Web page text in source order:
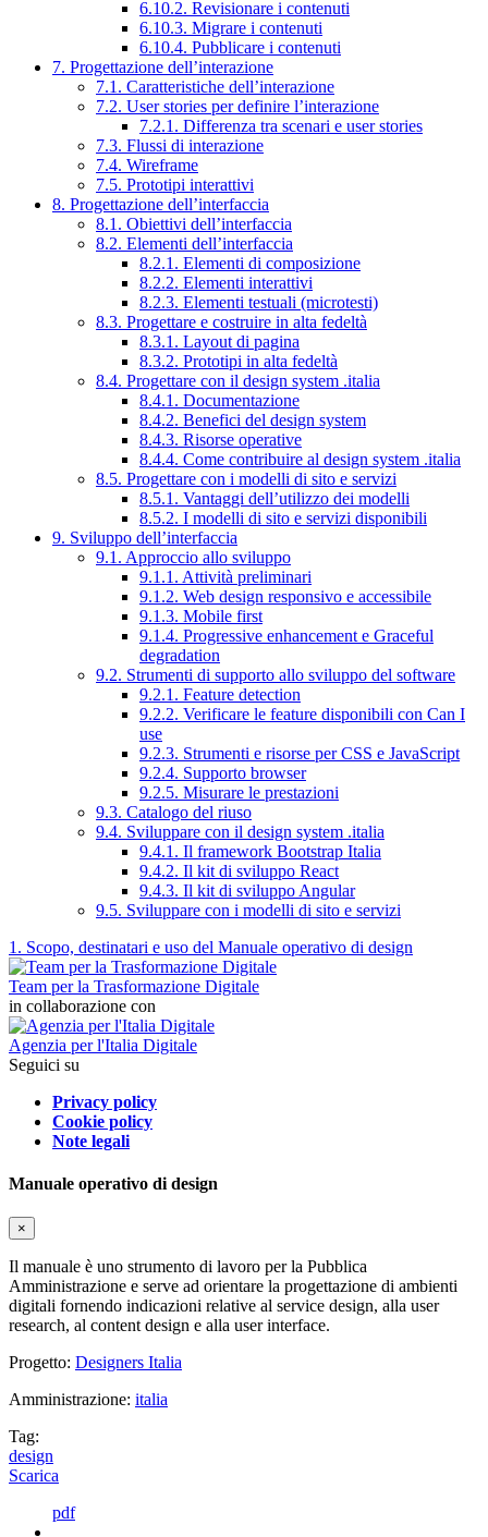
6.10.2. Revisionare i contenuti
6.10.3. Migrare i contenuti
6.10.4. Pubblicare i contenuti
7. Progettazione dell’interazione
7.1. Caratteristiche dell’interazione
7.2. User stories per definire l’interazione
7.2.1. Differenza tra scenari e user stories
7.3. Flussi di interazione
7.4. Wireframe
7.5. Prototipi interattivi
8. Progettazione dell’interfaccia
8.1. Obiettivi dell’interfaccia
8.2. Elementi dell’interfaccia
8.2.1. Elementi di composizione
8.2.2. Elementi interattivi
8.2.3. Elementi testuali (microtesti)
8.3. Progettare e costruire in alta fedeltà
8.3.1. Layout di pagina
8.3.2. Prototipi in alta fedeltà
8.4. Progettare con il design system .italia
8.4.1. Documentazione
8.4.2. Benefici del design system
8.4.3. Risorse operative
8.4.4. Come contribuire al design system .italia
8.5. Progettare con i modelli di sito e servizi
8.5.1. Vantaggi dell’utilizzo dei modelli
8.5.2. I modelli di sito e servizi disponibili
9. Sviluppo dell’interfaccia
9.1. Approccio allo sviluppo
9.1.1. Attività preliminari
9.1.2. Web design responsivo e accessibile
9.1.3. Mobile first
9.1.4. Progressive enhancement e Graceful
degradation
9.2. Strumenti di supporto allo sviluppo del software
9.2.1. Feature detection
9.2.2. Verificare le feature disponibili con Can I
use
9.2.3. Strumenti e risorse per CSS e JavaScript
9.2.4. Supporto browser
9.2.5. Misurare le prestazioni
9.3. Catalogo del riuso
9.4. Sviluppare con il design system .italia
9.4.1. Il framework Bootstrap Italia
9.4.2. Il kit di sviluppo React
9.4.3. Il kit di sviluppo Angular
9.5. Sviluppare con i modelli di sito e servizi
1. Scopo, destinatari e uso del Manuale operativo di design
Team per la Trasformazione Digitale
in collaborazione con
Agenzia per l'Italia Digitale
Seguici su
Privacy policy
Cookie policy
Note legali
Manuale operativo di design
×
Il manuale è uno strumento di lavoro per la Pubblica
Amministrazione e serve ad orientare la progettazione di ambienti
digitali fornendo indicazioni relative al service design, alla user
research, al content design e alla user interface.
Progetto: Designers Italia
Amministrazione: italia
Tag:
design
Scarica
pdf